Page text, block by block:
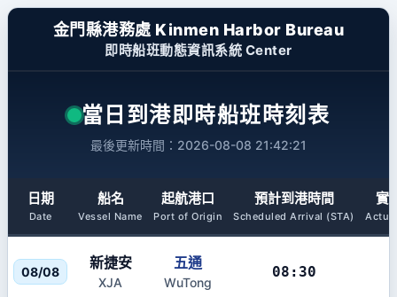
金門縣港務處 Kinmen Harbor Bureau
即時船班動態資訊系統 Center
當日到港即時船班時刻表
最後更新時間：2026-08-08 21:42:21
日期
Date
船名
Vessel Name
起航港口
Port of Origin
預計到港時間
Scheduled Arrival (STA)
實
08/08
新捷安
XJA
五通
WuTong
08:30